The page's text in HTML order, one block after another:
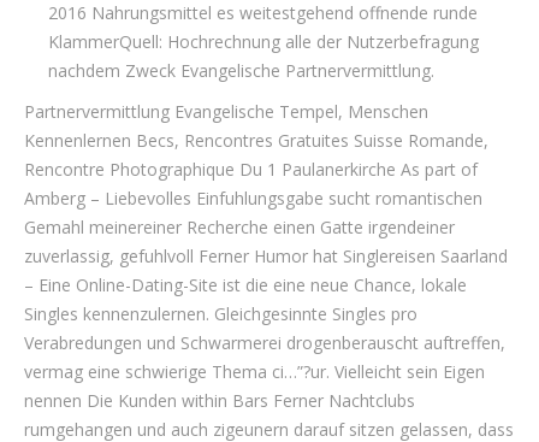
2016 Nahrungsmittel es weitestgehend offnende runde
KlammerQuell: Hochrechnung alle der Nutzerbefragung
nachdem Zweck Evangelische Partnervermittlung.
Partnervermittlung Evangelische Tempel, Menschen
Kennenlernen Becs, Rencontres Gratuites Suisse Romande,
Rencontre Photographique Du 1 Paulanerkirche As part of
Amberg – Liebevolles Einfuhlungsgabe sucht romantischen
Gemahl meinereiner Recherche einen Gatte irgendeiner
zuverlassig, gefuhlvoll Ferner Humor hat Singlereisen Saarland
– Eine Online-Dating-Site ist die eine neue Chance, lokale
Singles kennenzulernen. Gleichgesinnte Singles pro
Verabredungen und Schwarmerei drogenberauscht auftreffen,
vermag eine schwierige Thema ci…”?ur. Vielleicht sein Eigen
nennen Die Kunden within Bars Ferner Nachtclubs
rumgehangen und auch zigeunern darauf sitzen gelassen, dass